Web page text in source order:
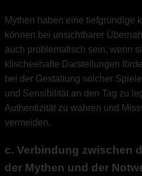
Mythen haben eine tiefgründige
können bei unsichtbarer
auch problematisch sein, wenn
klischeehafte Darstellungen
bei der Gestaltung solcher
und Sensibilität an den Tag zu
Authentizität zu wahren und
vermeiden.
c. Verbindung zwischen
der Mythen und der